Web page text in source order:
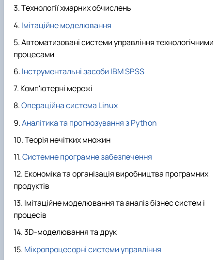
Технології хмарних обчислень
Імітаційне моделювання
Автоматизовані системи управління технологічними
процесами
Інструментальні засоби IBM SPSS
Комп'ютерні мережі
Операційна система Linux
Аналітика та прогнозування з Python
Теорія нечітких множин
Системне програмне забезпечення
Економіка та організація виробництва програмних
продуктів
Імітаційне моделювання та аналіз бізнес систем і
процесів
3D-моделювання та друк
Мікропроцесорні системи управління